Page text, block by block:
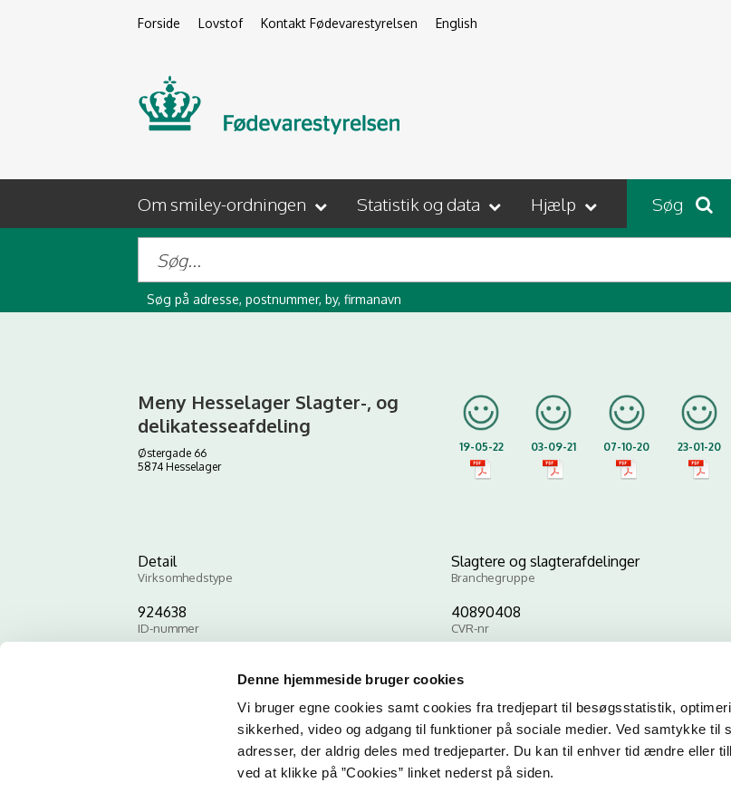
Denne hjemmeside bruger cookies
Vi bruger egne cookies samt cookies fra tredjepart til besøgsstatistik,
sikkerhed, video og adgang til funktioner på sociale medier. Ved samtykke til
adresser, der aldrig deles med tredjeparter. Du kan til enhver tid ændre eller
ved at klikke på ”Cookies” linket nederst på siden.
Forside Lovstof Kontakt Fødevarestyrelsen English
Om smiley-ordningen Statistik og data Hjælp Søg
Søg på adresse, postnummer, by, firmanavn
Meny Hesselager Slagter-, og
delikatesseafdeling
Østergade 66
5874 Hesselager
19-05-22 03-09-21 07-10-20 23-01-20
Detail
Virksomhedstype
Slagtere og slagterafdelinger
Branchegruppe
924638
ID-nummer
40890408
CVR-nr
Kopier link til at indsætte på virksomhedens